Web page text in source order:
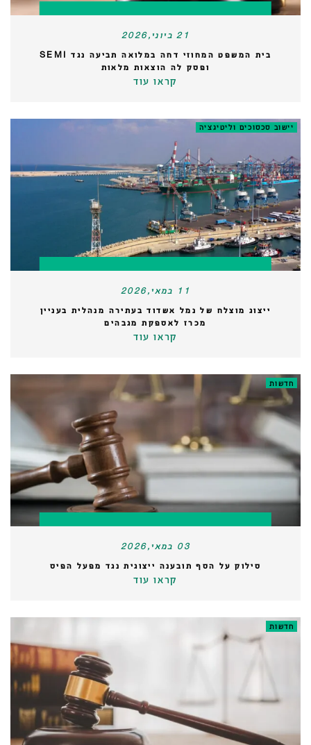
21 ביוני,2026
בית המשפט המחוזי דחה במלואה תביעה נגד SEMI
ופסק לה הוצאות מלאות
קראו עוד
יישוב סכסוכים וליטיגציה
11 במאי,2026
ייצוג מוצלח של נמל אשדוד בעתירה מנהלית בעניין
מכרז לאספקת מגבהים
קראו עוד
חדשות
03 במאי,2026
סילוק על הסף תובענה ייצוגית נגד מפעל הפיס
קראו עוד
חדשות